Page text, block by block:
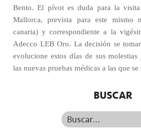
Bento. El pívot es duda para la
Mallorca, prevista para este mismo
canaria) y correspondiente a la
Adecco LEB Oro. La decisión se
evolucione estos días de sus
las nuevas pruebas médicas a las que se
BUSCAR
Buscar...